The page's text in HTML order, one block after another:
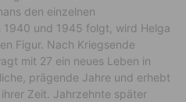
den einzelnen
1940 und 1945 folgt, wird Helga
Figur. Nach Kriegsende
mit 27 ein neues Leben in
prägende Jahre und erhebt
Zeit. Jahrzehnte später